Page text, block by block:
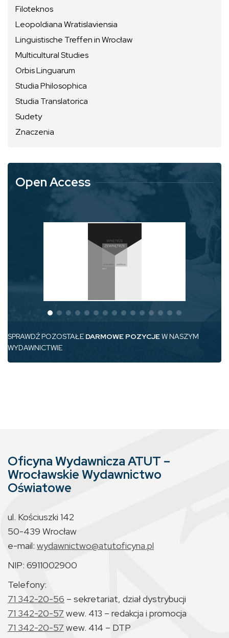
Filoteknos
Leopoldiana Wratislaviensia
Linguistische Treffen in Wrocław
Multicultural Studies
Orbis Linguarum
Studia Philosophica
Studia Translatorica
Sudety
Znaczenia
Open Access
SPRAWDŹ POZOSTAŁE DARMOWE POZYCJEW NASZYM
WYDAWNICTWIE
Oficyna Wydawnicza ATUT –
Wrocławskie Wydawnictwo
Oświatowe
ul. Kościuszki 142
50-439 Wrocław
e-mail: wydawnictwo@atutoficyna.pl
NIP: 6911002900
Telefony:
71 342-20-56 – sekretariat, dział dystrybucji
71 342-20-57 wew. 413 – redakcja i promocja
71 342-20-57 wew. 414 – DTP